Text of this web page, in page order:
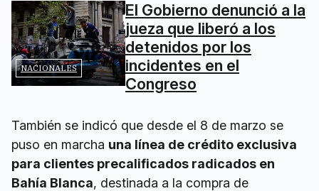
NACIONALES
El Gobierno denunció a la
jueza que liberó a los
detenidos por los
incidentes en el
Congreso
También se indicó que desde el 8 de marzo se
puso en marcha una línea de crédito exclusiva
para clientes precalificados radicados en
Bahía Blanca, destinada a la compra de